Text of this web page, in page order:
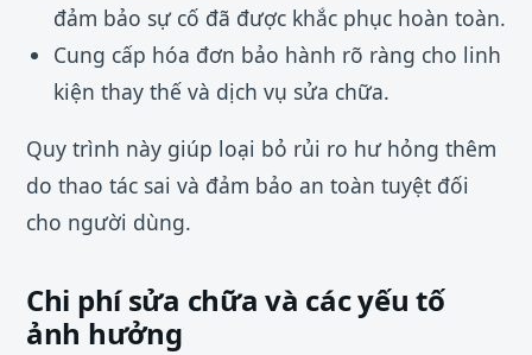
đảm bảo sự cố đã được khắc phục hoàn toàn.
Cung cấp hóa đơn bảo hành rõ ràng cho linh
kiện thay thế và dịch vụ sửa chữa.
Quy trình này giúp loại bỏ rủi ro hư hỏng thêm
do thao tác sai và đảm bảo an toàn tuyệt đối
cho người dùng.
Chi phí sửa chữa và các yếu tố
ảnh hưởng